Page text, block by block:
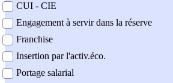
CUI - CIE
Engagement à servir dans la réserve
Franchise
Insertion par l'activ.éco.
Portage salarial